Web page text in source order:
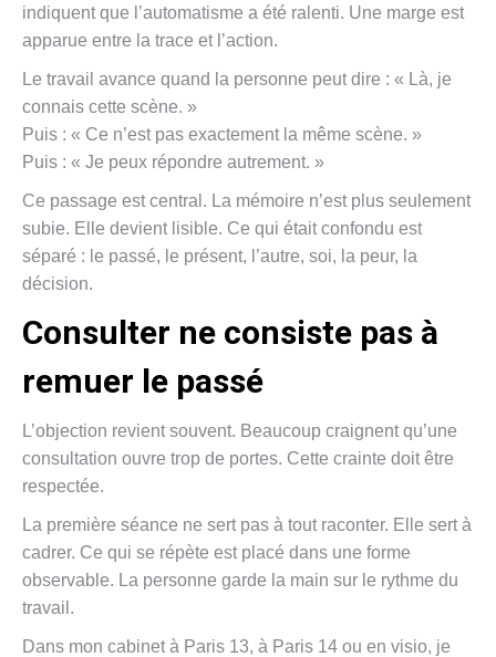
indiquent que l’automatisme a été ralenti. Une marge est
apparue entre la trace et l’action.
Le travail avance quand la personne peut dire : « Là, je
connais cette scène. »
Puis : « Ce n’est pas exactement la même scène. »
Puis : « Je peux répondre autrement. »
Ce passage est central. La mémoire n’est plus seulement
subie. Elle devient lisible. Ce qui était confondu est
séparé : le passé, le présent, l’autre, soi, la peur, la
décision.
Consulter ne consiste pas à
remuer le passé
L’objection revient souvent. Beaucoup craignent qu’une
consultation ouvre trop de portes. Cette crainte doit être
respectée.
La première séance ne sert pas à tout raconter. Elle sert à
cadrer. Ce qui se répète est placé dans une forme
observable. La personne garde la main sur le rythme du
travail.
Dans mon cabinet à Paris 13, à Paris 14 ou en visio, je